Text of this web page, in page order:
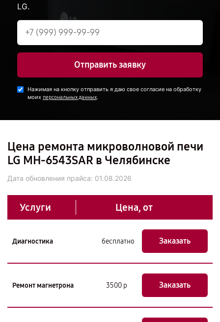
LG.
Отправить заявку
Нажимая на кнопку отправить я даю свое согласие на обработку
моих персональных данных.
Цена ремонта микроволновой печи
LG MH-6543SAR в Челябинске
Дата обновления прайса: 01.08.2026
Услуги Цена, от
Диагностика бесплатно Заказать
Ремонт магнетрона 3500 р Заказать